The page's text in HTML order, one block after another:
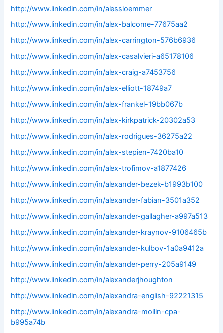
http://www.linkedin.com/in/alessioemmer
http://www.linkedin.com/in/alex-balcome-77675aa2
http://www.linkedin.com/in/alex-carrington-576b6936
http://www.linkedin.com/in/alex-casalvieri-a65178106
http://www.linkedin.com/in/alex-craig-a7453756
http://www.linkedin.com/in/alex-elliott-18749a7
http://www.linkedin.com/in/alex-frankel-19bb067b
http://www.linkedin.com/in/alex-kirkpatrick-20302a53
http://www.linkedin.com/in/alex-rodrigues-36275a22
http://www.linkedin.com/in/alex-stepien-7420ba10
http://www.linkedin.com/in/alex-trofimov-a1877426
http://www.linkedin.com/in/alexander-bezek-b1993b100
http://www.linkedin.com/in/alexander-fabian-3501a352
http://www.linkedin.com/in/alexander-gallagher-a997a513
http://www.linkedin.com/in/alexander-kraynov-9106465b
http://www.linkedin.com/in/alexander-kulbov-1a0a9412a
http://www.linkedin.com/in/alexander-perry-205a9149
http://www.linkedin.com/in/alexanderjhoughton
http://www.linkedin.com/in/alexandra-english-92221315
http://www.linkedin.com/in/alexandra-mollin-cpa-
b995a74b